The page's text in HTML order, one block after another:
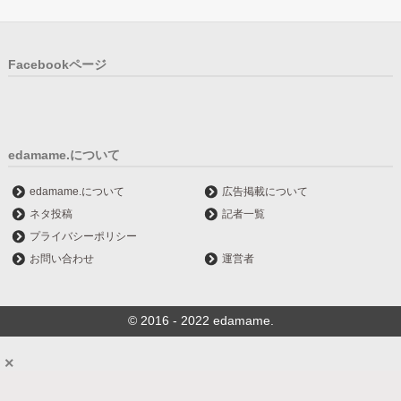
Facebookページ
edamame.について
edamame.について
広告掲載について
ネタ投稿
記者一覧
プライバシーポリシー
お問い合わせ
運営者
© 2016 - 2022 edamame.
×